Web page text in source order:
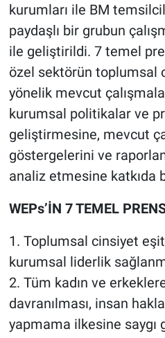
kurumları ile BM
paydaşlı bir grubun
ile geliştirildi. 7 temel
özel sektörün toplumsal
yönelik mevcut
kurumsal politikalar ve
geliştirmesine, mevcut
göstergelerini ve
analiz etmesine katkıda
WEPs’İN 7 TEMEL
1. Toplumsal cinsiyet
kurumsal liderlik
2. Tüm kadın ve
davranılması, insan
yapmama ilkesine saygı